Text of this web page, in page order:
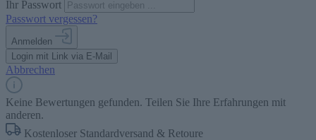
Ihr Passwort
Passwort vergessen?
Anmelden
Login mit Link via E-Mail
Abbrechen
Keine Bewertungen gefunden. Teilen Sie Ihre Erfahrungen mit
anderen.
Kostenloser Standardversand & Retoure